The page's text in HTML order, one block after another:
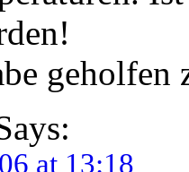
geholfen
at 13:18